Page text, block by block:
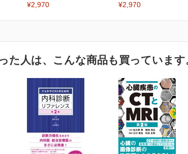
¥2,970 ¥2,970
た人は、こんな商品も買っています